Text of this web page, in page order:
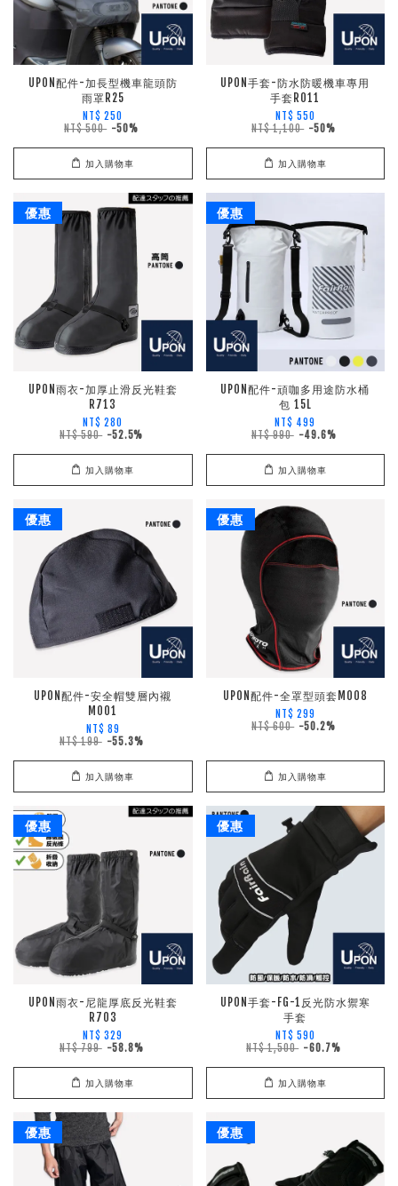
UPON配件-加長型機車龍頭防
雨罩R25
NT$ 250
NT$ 500 -50%
加入購物車
UPON手套-防水防暖機車專用
手套R011
NT$ 550
NT$ 1,100 -50%
加入購物車
優惠
UPON雨衣-加厚止滑反光鞋套
R713
NT$ 280
NT$ 590 -52.5%
加入購物車
優惠
UPON配件-頑咖多用途防水桶
包 15L
NT$ 499
NT$ 990 -49.6%
加入購物車
優惠
UPON配件-安全帽雙層內襯
M001
NT$ 89
NT$ 199 -55.3%
加入購物車
優惠
UPON配件-全罩型頭套M008
NT$ 299
NT$ 600 -50.2%
加入購物車
優惠
UPON雨衣-尼龍厚底反光鞋套
R703
NT$ 329
NT$ 799 -58.8%
加入購物車
優惠
UPON手套-FG-1反光防水禦寒
手套
NT$ 590
NT$ 1,500 -60.7%
加入購物車
優惠 優惠